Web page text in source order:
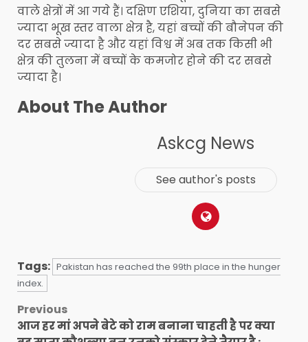
वाले क्षेत्रों में आ गये हैं। दक्षिण एशिया, दुनिया का सबसे
ज्यादा भूख स्तर वाला क्षेत्र है, यहां बच्चों की बौनेपन की
दर सबसे ज्यादा है और यहां विश्व में अब तक किसी भी
क्षेत्र की तुलना में बच्चों के कमजोर होने की दर सबसे
ज्यादा है।
About The Author
Askcg News
See author's posts
Tags: Pakistan has reached the 99th place in the hunger
index.
Post
Previous
आज हर मां अपने बेटे को राम बनाना चाहती है पर क्या